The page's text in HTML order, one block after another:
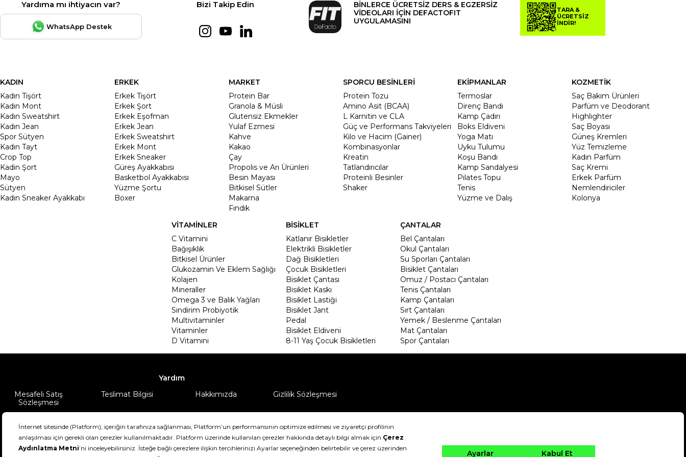
Yardıma mı ihtiyacın var?
WhatsApp Destek
Bizi Takip Edin
BİNLERCE ÜCRETSİZ DERS & EGZERSİZ
VİDEOLARI İÇİN DEFACTOFIT
UYGULAMASINI
TARA &
ÜCRETSİZ
İNDİR!
KADIN
Kadın Tişört
Kadın Mont
Kadın Sweatshirt
Kadın Jean
Spor Sütyen
Kadın Tayt
Crop Top
Kadin Şort
Mayo
Sütyen
Kadın Sneaker Ayakkabı
ERKEK
Erkek Tişört
Erkek Şort
Erkek Eşofman
Erkek Jean
Erkek Sweatshirt
Erkek Mont
Erkek Sneaker
Güreş Ayakkabısı
Basketbol Ayakkabısı
Yüzme Şortu
Boxer
MARKET
Protein Bar
Granola & Müsli
Glutensiz Ekmekler
Yulaf Ezmesi
Kahve
Kakao
Çay
Propolis ve Arı Ürünleri
Besin Mayası
Bitkisel Sütler
Makarna
Fındık
SPORCU BESİNLERİ
Protein Tozu
Amino Asit (BCAA)
L Karnitin ve CLA
Güç ve Performans Takviyeleri
Kilo ve Hacim (Gainer)
Kombinasyonlar
Kreatin
Tatlandırıcılar
Proteinli Besinler
Shaker
EKİPMANLAR
Termoslar
Direnç Bandı
Kamp Çadırı
Boks Eldiveni
Yoga Matı
Uyku Tulumu
Koşu Bandı
Kamp Sandalyesi
Pilates Topu
Tenis
Yüzme ve Dalış
KOZMETİK
Saç Bakım Ürünleri
Parfüm ve Deodorant
Highlighter
Saç Boyası
Güneş Kremleri
Yüz Temizleme
Kadın Parfüm
Saç Kremi
Erkek Parfüm
Nemlendiriciler
Kolonya
VİTAMİNLER
C Vitamini
Bağışıklık
Bitkisel Ürünler
Glukozamin Ve Eklem Sağlığı
Kolajen
Mineraller
Omega 3 ve Balık Yağları
Sindirim Probiyotik
Multivitaminler
Vitaminler
D Vitamini
BİSİKLET
Katlanır Bisikletler
Elektrikli Bisikletler
Dağ Bisikletleri
Çocuk Bisikletleri
Bisiklet Çantası
Bisiklet Kaskı
Bisiklet Lastiği
Bisiklet Jant
Pedal
Bisiklet Eldiveni
8-11 Yaş Çocuk Bisikletleri
ÇANTALAR
Bel Çantaları
Okul Çantaları
Su Sporları Çantaları
Bisiklet Çantaları
Omuz / Postacı Çantaları
Tenis Çantaları
Kamp Çantaları
Sırt Çantaları
Yemek / Beslenme Çantaları
Mat Çantaları
Spor Çantaları
Yardım
Mesafeli Satış
Sözleşmesi
Teslimat Bilgisi Hakkımızda Gizlilik Sözleşmesi